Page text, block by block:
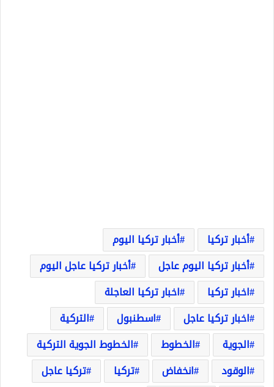
أخبار تركيا
أخبار تركيا اليوم
أخبار تركيا اليوم عاجل
أخبار تركيا عاجل اليوم
اخبار تركيا
اخبار تركيا العاجلة
اخبار تركيا عاجل
اسطنبول
التركية
الجوية
الخطوط
الخطوط الجوية التركية
الوقود
انخفاض تركيا
تركيا عاجل